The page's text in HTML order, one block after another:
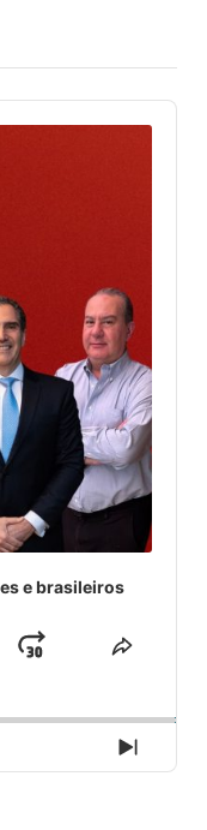
e brasileiros
JUMP
NEXT